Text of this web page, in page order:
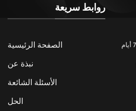
الصين أول 7 أيام التسليم الأول 7 أيام
روابط سريعة
الصفحة الرئيسية
نبذة عن
الأسئلة الشائعة
الحل